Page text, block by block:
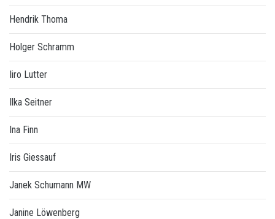
Hendrik Thoma
Holger Schramm
Iiro Lutter
Ilka Seitner
Ina Finn
Iris Giessauf
Janek Schumann MW
Janine Löwenberg